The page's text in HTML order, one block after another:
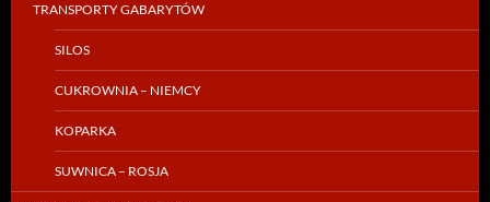
TRANSPORTY GABARYTÓW
SILOS
CUKROWNIA – NIEMCY
KOPARKA
SUWNICA – ROSJA